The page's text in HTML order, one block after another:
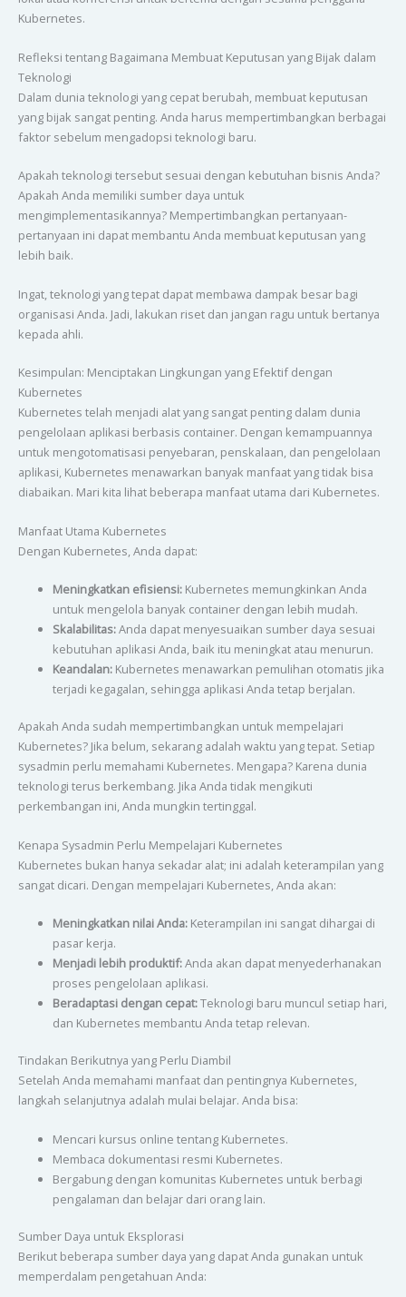
Kubernetes.
Refleksi tentang Bagaimana Membuat Keputusan yang Bijak dalam
Teknologi
Dalam dunia teknologi yang cepat berubah, membuat keputusan
yang bijak sangat penting. Anda harus mempertimbangkan berbagai
faktor sebelum mengadopsi teknologi baru.
Apakah teknologi tersebut sesuai dengan kebutuhan bisnis Anda?
Apakah Anda memiliki sumber daya untuk
mengimplementasikannya? Mempertimbangkan pertanyaan-
pertanyaan ini dapat membantu Anda membuat keputusan yang
lebih baik.
Ingat, teknologi yang tepat dapat membawa dampak besar bagi
organisasi Anda. Jadi, lakukan riset dan jangan ragu untuk bertanya
kepada ahli.
Kesimpulan: Menciptakan Lingkungan yang Efektif dengan
Kubernetes
Kubernetes telah menjadi alat yang sangat penting dalam dunia
pengelolaan aplikasi berbasis container. Dengan kemampuannya
untuk mengotomatisasi penyebaran, penskalaan, dan pengelolaan
aplikasi, Kubernetes menawarkan banyak manfaat yang tidak bisa
diabaikan. Mari kita lihat beberapa manfaat utama dari Kubernetes.
Manfaat Utama Kubernetes
Dengan Kubernetes, Anda dapat:
Meningkatkan efisiensi:Kubernetes memungkinkan Anda
untuk mengelola banyak container dengan lebih mudah.
Skalabilitas:Anda dapat menyesuaikan sumber daya sesuai
kebutuhan aplikasi Anda, baik itu meningkat atau menurun.
Keandalan:Kubernetes menawarkan pemulihan otomatis jika
terjadi kegagalan, sehingga aplikasi Anda tetap berjalan.
Apakah Anda sudah mempertimbangkan untuk mempelajari
Kubernetes? Jika belum, sekarang adalah waktu yang tepat. Setiap
sysadmin perlu memahami Kubernetes. Mengapa? Karena dunia
teknologi terus berkembang. Jika Anda tidak mengikuti
perkembangan ini, Anda mungkin tertinggal.
Kenapa Sysadmin Perlu Mempelajari Kubernetes
Kubernetes bukan hanya sekadar alat; ini adalah keterampilan yang
sangat dicari. Dengan mempelajari Kubernetes, Anda akan:
Meningkatkan nilai Anda:Keterampilan ini sangat dihargai di
pasar kerja.
Menjadi lebih produktif:Anda akan dapat menyederhanakan
proses pengelolaan aplikasi.
Beradaptasi dengan cepat:Teknologi baru muncul setiap hari,
dan Kubernetes membantu Anda tetap relevan.
Tindakan Berikutnya yang Perlu Diambil
Setelah Anda memahami manfaat dan pentingnya Kubernetes,
langkah selanjutnya adalah mulai belajar. Anda bisa:
Mencari kursus online tentang Kubernetes.
Membaca dokumentasi resmi Kubernetes.
Bergabung dengan komunitas Kubernetes untuk berbagi
pengalaman dan belajar dari orang lain.
Sumber Daya untuk Eksplorasi
Berikut beberapa sumber daya yang dapat Anda gunakan untuk
memperdalam pengetahuan Anda: